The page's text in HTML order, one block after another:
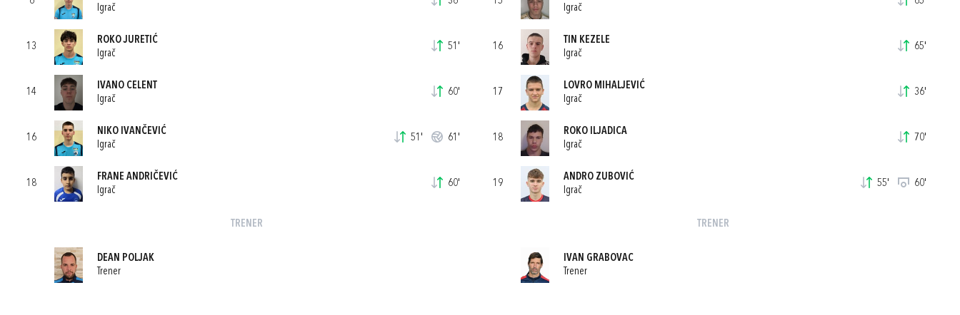
Igrač
13
ROKO JURETIĆ
Igrač
51'
14
IVANO CELENT
Igrač
60'
16
NIKO IVANČEVIĆ
Igrač
51' 61'
18
FRANE ANDRIČEVIĆ
Igrač
60'
TRENER
DEAN POLJAK
Trener
Igrač
16
TIN KEZELE
Igrač
65'
17
LOVRO MIHALJEVIĆ
Igrač
36'
18
ROKO ILJADICA
Igrač
70'
19
ANDRO ZUBOVIĆ
Igrač
55' 60'
TRENER
IVAN GRABOVAC
Trener